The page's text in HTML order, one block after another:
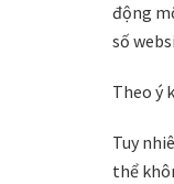
động
số
Theo ý
Tuy
thể